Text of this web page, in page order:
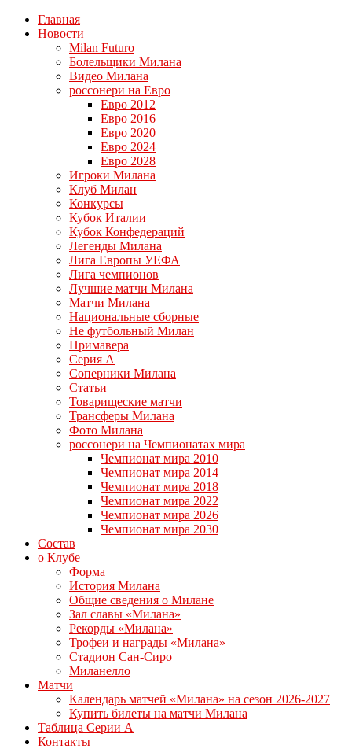
Главная
Новости
Milan Futuro
Болельщики Милана
Видео Милана
россонери на Евро
Евро 2012
Евро 2016
Евро 2020
Евро 2024
Евро 2028
Игроки Милана
Клуб Милан
Конкурсы
Кубок Италии
Кубок Конфедераций
Легенды Милана
Лига Европы УЕФА
Лига чемпионов
Лучшие матчи Милана
Матчи Милана
Национальные сборные
Не футбольный Милан
Примавера
Серия А
Соперники Милана
Статьи
Товарищеские матчи
Трансферы Милана
Фото Милана
россонери на Чемпионатах мира
Чемпионат мира 2010
Чемпионат мира 2014
Чемпионат мира 2018
Чемпионат мира 2022
Чемпионат мира 2026
Чемпионат мира 2030
Состав
о Клубе
Форма
История Милана
Общие сведения о Милане
Зал славы «Милана»
Рекорды «Милана»
Трофеи и награды «Милана»
Стадион Сан-Сиро
Миланелло
Матчи
Календарь матчей «Милана» на сезон 2026-2027
Купить билеты на матчи Милана
Таблица Серии А
Контакты